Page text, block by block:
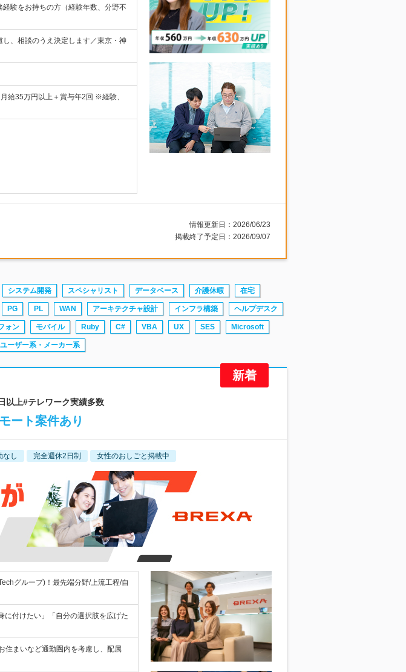
験をお持ちの方（経験年数、分野不
し、相談のうえ決定します／東京・神
給35万円以上＋賞与年2回 ※経験、
情報更新日：2026/06/23
掲載終了予定日：2026/09/07
システム開発 スペシャリスト データベース 介護休暇 在宅
PG PL WAN アーキテクチャ設計 インフラ構築 ヘルプデスク
ォン モバイル Ruby C# VBA UX SES Microsoft
ユーザー系・メーカー系
以上#テレワーク実績多数
ート案件あり
なし 完全週休2日制 女性のおしごと掲載中
グループ)！最先端分野/上流工程/自
に付けたい」「自分の選択肢を広げた
住まいなど通勤圏内を考慮し、配属